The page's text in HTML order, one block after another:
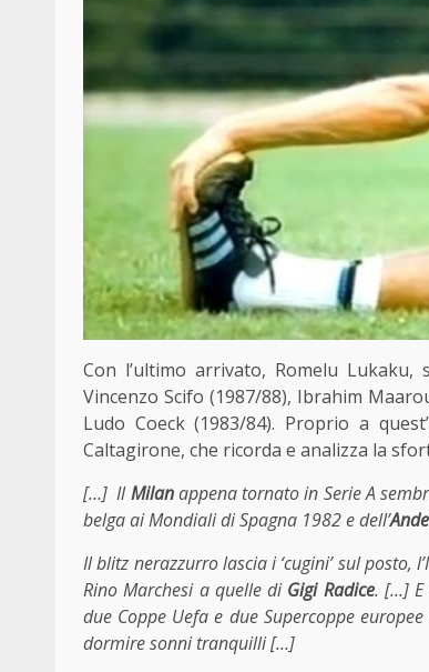
Con l’ultimo arrivato, Romelu
Vincenzo Scifo (1987/88), Ibrahim
Ludo Coeck (1983/84). Proprio a
Caltagirone, che ricorda e analizza la
[…] IlMilanappena tornato in Serie A
belga ai Mondiali di Spagna 1982 e dell’
Il blitz nerazzurro lascia i ‘cugini’ sul
Rino Marchesi a quelle di Gigi Radice. […] E
due Coppe Uefa e due Supercoppe
dormire sonni tranquilli […]